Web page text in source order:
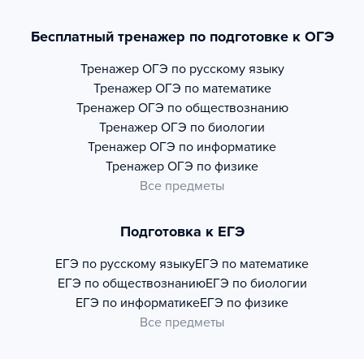
Бесплатный тренажер по подготовке к ОГЭ
Тренажер ОГЭ по русскому языку
Тренажер ОГЭ по математике
Тренажер ОГЭ по обществознанию
Тренажер ОГЭ по биологии
Тренажер ОГЭ по информатике
Тренажер ОГЭ по физике
Все предметы
Подготовка к ЕГЭ
ЕГЭ по русскому языкуЕГЭ по математике
ЕГЭ по обществознаниюЕГЭ по биологии
ЕГЭ по информатикеЕГЭ по физике
Все предметы